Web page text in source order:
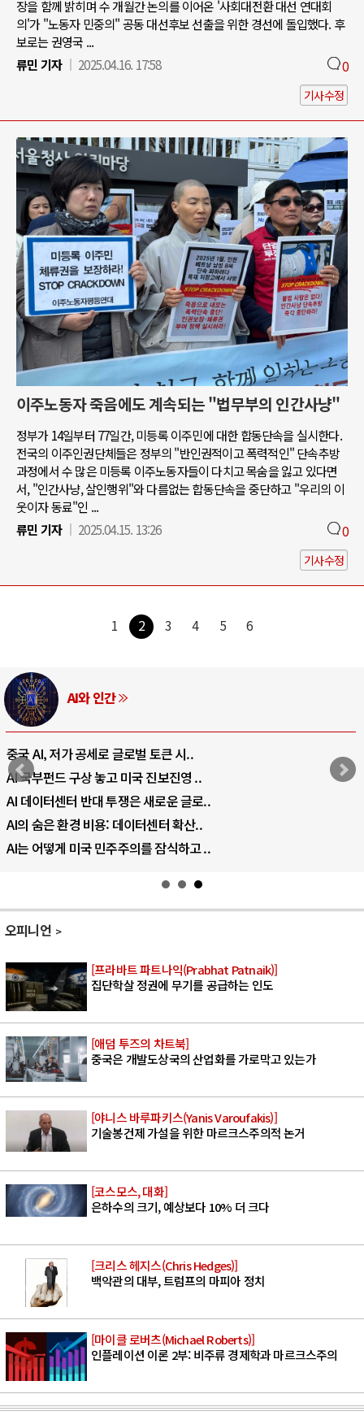
장을 함께 밝히며 수 개월간 논의를 이어온 '사회대전환 대선 연대회
의'가 "노동자 민중의" 공동 대선후보 선출을 위한 경선에 돌입했다. 후
보로는 권영국 ...
류민 기자
2025.04.16. 17:58 0
기사수정
이주노동자 죽음에도 계속되는 "법무부의 인간사냥"
정부가 14일부터 77일간, 미등록 이주민에 대한 합동단속을 실시한다.
전국의 이주인권단체들은 정부의 "반인권적이고 폭력적인" 단속추방
과정에서 수 많은 미등록 이주노동자들이 다치고 목숨을 잃고 있다면
서, "인간사냥, 살인행위"와 다름없는 합동단속을 중단하고 "우리의 이
웃이자 동료"인 ...
류민 기자
2025.04.15. 13:26 0
기사수정
1 2 3 4 5 6
러시아-우크라이나 전쟁
전쟁의 추상화: 우크라이나, 대리전의 역..
EU·우크라이나 드론 협력 직후, 러시아..
나토, 우크라 군사지원 2027년까지 공..
우크라이나, 덴마크, 에스토니아, 네덜란..
러·우크라, 대규모 공습 주고받아…민간 ..
오피니언
[프라바트 파트나익(Prabhat Patnaik)]
집단학살 정권에 무기를 공급하는 인도
[애덤 투즈의 차트북]
중국은 개발도상국의 산업화를 가로막고 있는가
[야니스 바루파키스(Yanis Varoufakis)]
기술봉건제 가설을 위한 마르크스주의적 논거
[코스모스, 대화]
은하수의 크기, 예상보다 10% 더 크다
[크리스 헤지스(Chris Hedges)]
백악관의 대부, 트럼프의 마피아 정치
[마이클 로버츠(Michael Roberts)]
인플레이션 이론 2부: 비주류 경제학과 마르크스주의